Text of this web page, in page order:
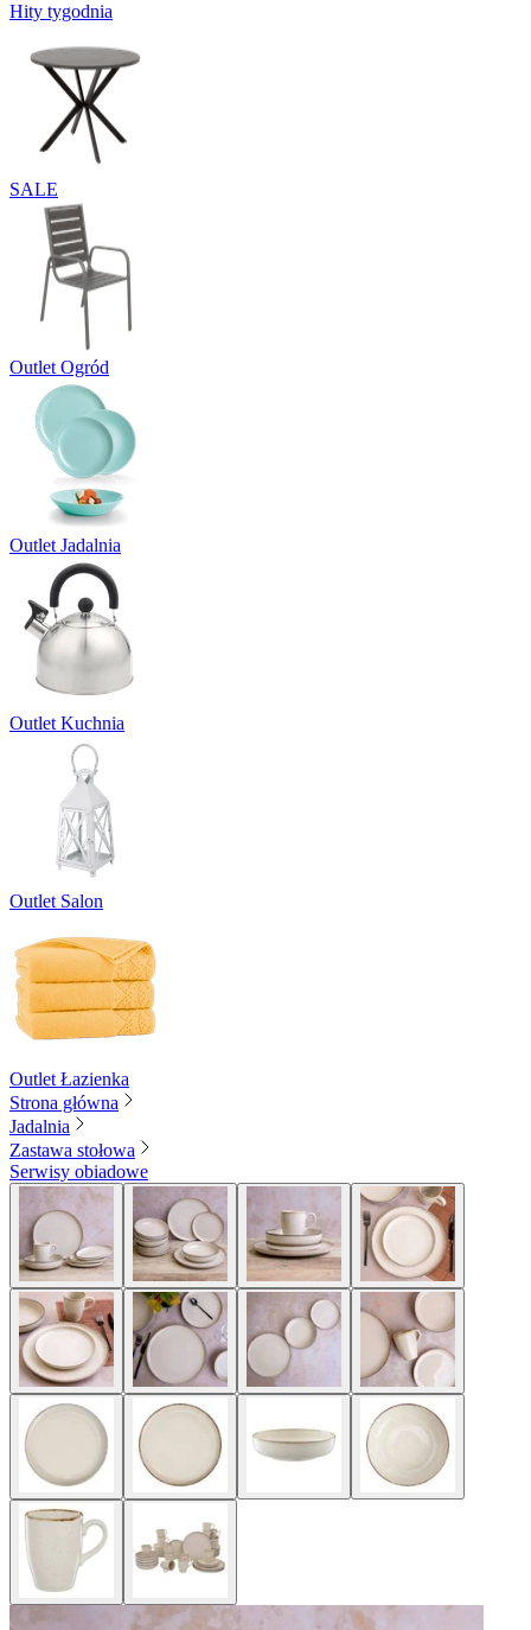
Hity tygodnia
SALE
Outlet Ogród
Outlet Jadalnia
Outlet Kuchnia
Outlet Salon
Outlet Łazienka
Strona główna
Jadalnia
Zastawa stołowa
Serwisy obiadowe